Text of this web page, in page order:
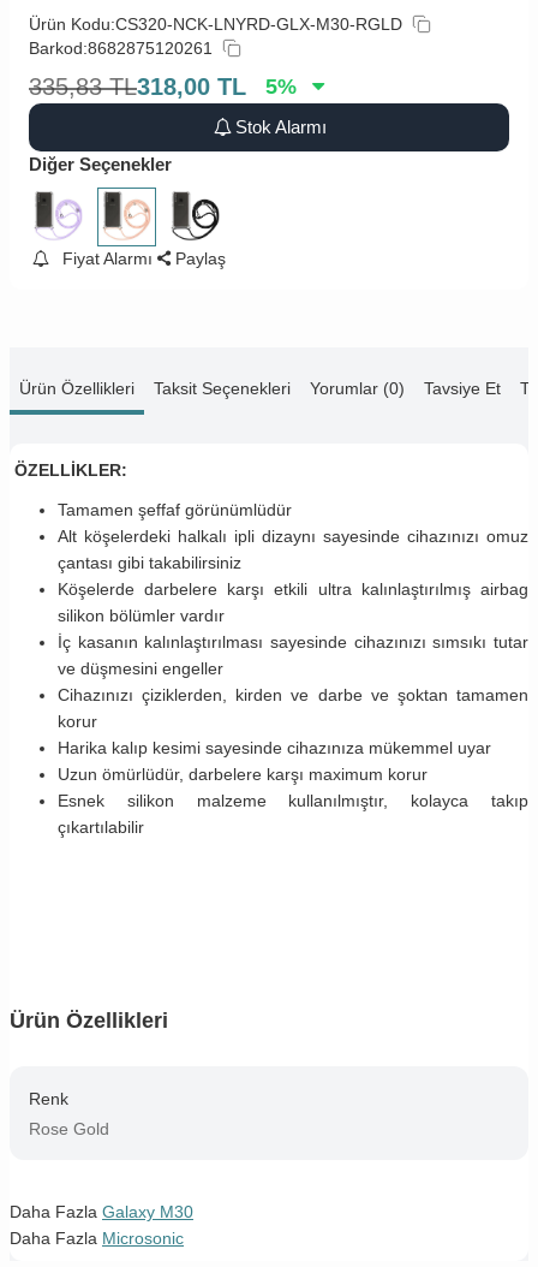
Ürün Kodu:CS320-NCK-LNYRD-GLX-M30-RGLD
Barkod:8682875120261
335,83 TL318,00 TL 5%
Stok Alarmı
Diğer Seçenekler
Fiyat Alarmı Paylaş
Ürün Özellikleri Taksit Seçenekleri Yorumlar (0) Tavsiye Et
ÖZELLİKLER:
Tamamen şeffaf görünümlüdür
Alt köşelerdeki halkalı ipli dizaynı sayesinde cihazınızı omuz
çantası gibi takabilirsiniz
Köşelerde darbelere karşı etkili ultra kalınlaştırılmış airbag
silikon bölümler vardır
İç kasanın kalınlaştırılması sayesinde cihazınızı sımsıkı tutar
ve düşmesini engeller
Cihazınızı çiziklerden, kirden ve darbe ve şoktan tamamen
korur
Harika kalıp kesimi sayesinde cihazınıza mükemmel uyar
Uzun ömürlüdür, darbelere karşı maximum korur
Esnek silikon malzeme kullanılmıştır, kolayca takıp
çıkartılabilir
Ürün Özellikleri
Renk
Rose Gold
Daha Fazla Galaxy M30
Daha Fazla Microsonic